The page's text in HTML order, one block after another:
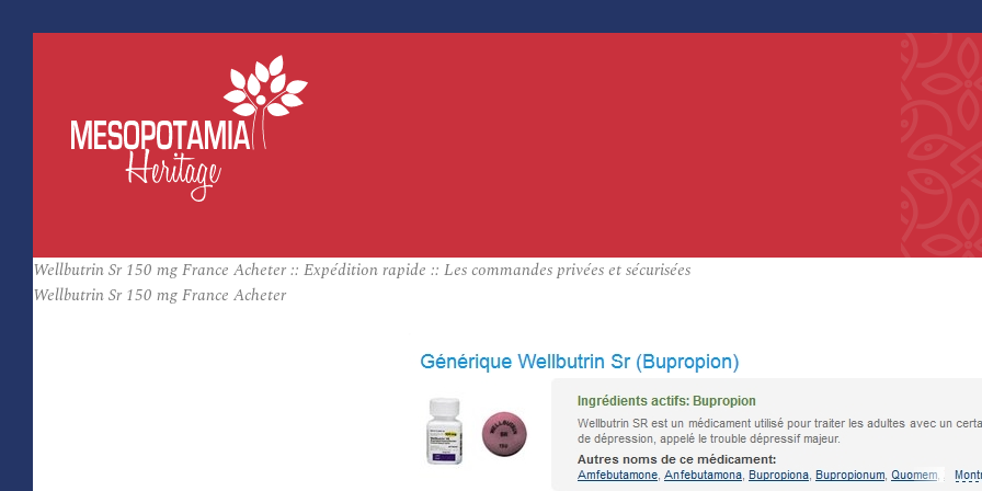
Wellbutrin Sr 150 mg France Acheter :: Expédition rapide :: Les commandes privées et sécurisées
Wellbutrin Sr 150 mg France Acheter